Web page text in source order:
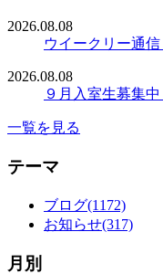
2026.08.08
ウイークリー通信
2026.08.08
９月入室生募集
一覧を見る
テーマ
ブログ(1172)
お知らせ(317)
月別